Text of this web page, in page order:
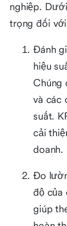
nghiệp.
trọng đối
Đánh
hiệu
Chúng
và các
suất.
cải
doanh.
Đo
độ của
giúp